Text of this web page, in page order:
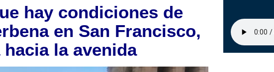
hay condiciones de
en San Francisco,
la avenida